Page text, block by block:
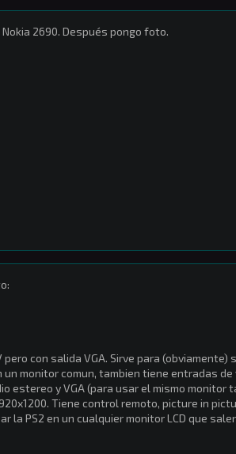
2690. Después pongo foto.
con salida VGA. Sirve para
monitor comun, tambien tiene entradas de
estereo y VGA (para usar el mismo monitor
Tiene control remoto, picture in
la PS2 en un cualquier monitor LCD que